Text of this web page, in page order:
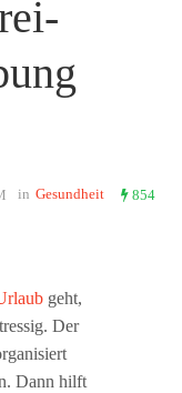
in Gesundheit 854
geht,
Der
Dann hilft